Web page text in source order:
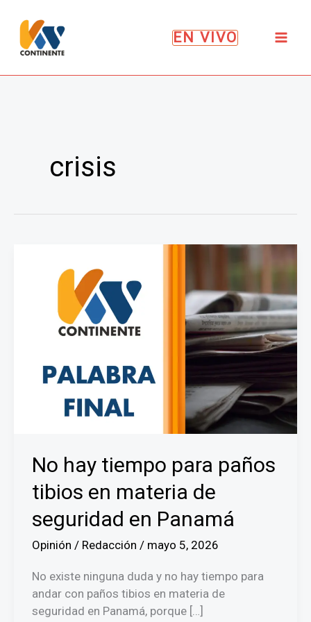
contenido
EN VIVO
crisis
No hay tiempo para paños
tibios en materia de
seguridad en Panamá
Opinión / Redacción / mayo 5, 2026
No existe ninguna duda y no hay tiempo para
andar con paños tibios en materia de
seguridad en Panamá, porque […]